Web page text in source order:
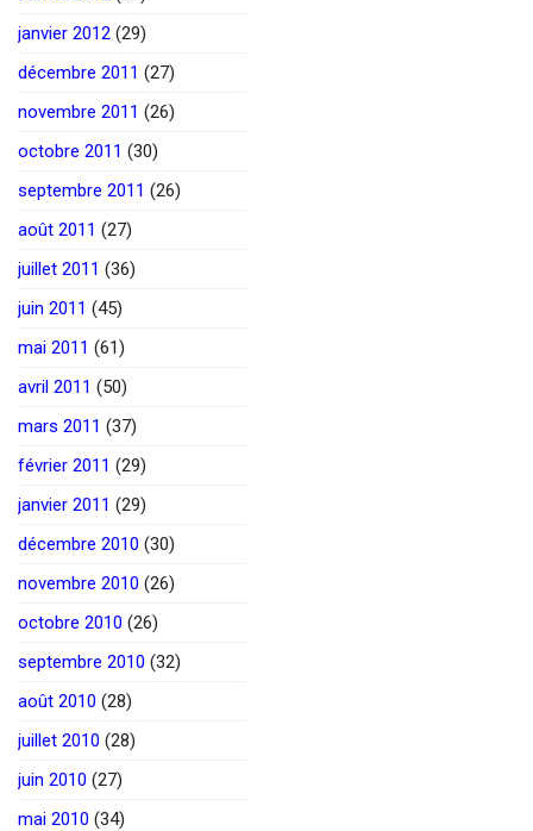
janvier 2012 (29)
décembre 2011 (27)
novembre 2011 (26)
octobre 2011 (30)
septembre 2011 (26)
août 2011 (27)
juillet 2011 (36)
juin 2011 (45)
mai 2011 (61)
avril 2011 (50)
mars 2011 (37)
février 2011 (29)
janvier 2011 (29)
décembre 2010 (30)
novembre 2010 (26)
octobre 2010 (26)
septembre 2010 (32)
août 2010 (28)
juillet 2010 (28)
juin 2010 (27)
mai 2010 (34)